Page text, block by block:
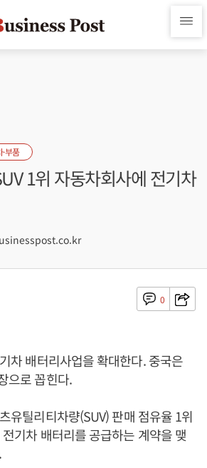
부품
1위 자동차회사에 전기차
0
차 배터리사업을 확대한다. 중국은
으로 꼽힌다.
유틸리티차량(SUV) 판매 점유율 1위
기차 배터리를 공급하는 계약을 맺